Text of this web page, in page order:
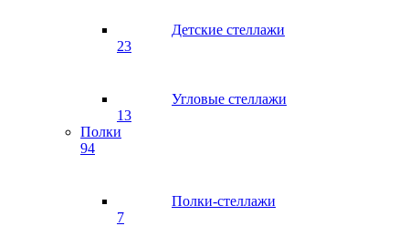
Детские стеллажи
23
Угловые стеллажи
13
Полки
94
Полки-стеллажи
7